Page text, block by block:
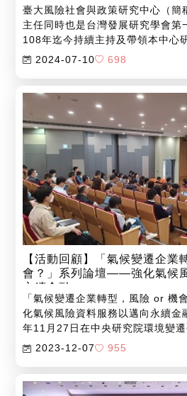
臺大風險社會與政策研究中心（簡
主任同時也是台灣發展研究學會第
108年迄今持續主持及帶領本中心
境保護署毒物及化學物質局（簡稱
與研發成就所帶來的化學物質的大
害，設計「環境風險治理及永續轉
對系統風險，以有效管理並降低化
2024-07-10 698
【活動回顧】「氣候變遷企業
會？」系列論壇——強化氣候
永續金融
「氣候變遷企業轉型，風險 or 機
化氣候風險資料服務以邁向永續金
年11月27日在中央研究院環境變
研究院環境變遷研究中心主辦，並
計畫（TCCIP）與臺灣大學風險社
下簡稱本中心）等單位共同協辦。
2023-12-07 955